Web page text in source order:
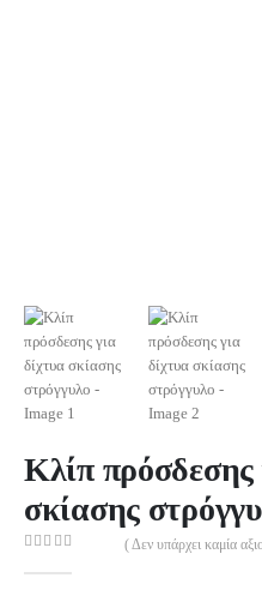
Κλίπ πρόσδεσης
σκίασης
( Δεν υπάρχει καμία